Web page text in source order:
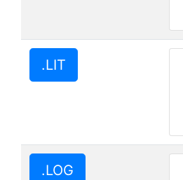
.LIT
.LOG